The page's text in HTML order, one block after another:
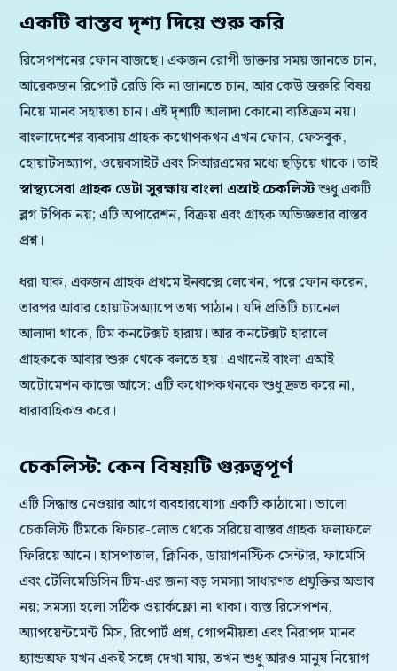
একটি বাস্তব দৃশ্য দিয়ে শুরু করি
রিসেপশনের ফোন বাজছে। একজন রোগী ডাক্তার সময় জানতে চান,
আরেকজন রিপোর্ট রেডি কি না জানতে চান, আর কেউ জরুরি বিষয়
নিয়ে মানব সহায়তা চান। এই দৃশ্যটি আলাদা কোনো ব্যতিক্রম নয়।
বাংলাদেশের ব্যবসায় গ্রাহক কথোপকথন এখন ফোন, ফেসবুক,
হোয়াটসঅ্যাপ, ওয়েবসাইট এবং সিআরএমের মধ্যে ছড়িয়ে থাকে। তাই
স্বাস্থ্যসেবা গ্রাহক ডেটা সুরক্ষায় বাংলা এআই চেকলিস্টশুধু একটি
ব্লগ টপিক নয়; এটি অপারেশন, বিক্রয় এবং গ্রাহক অভিজ্ঞতার বাস্তব
প্রশ্ন।
ধরা যাক, একজন গ্রাহক প্রথমে ইনবক্সে লেখেন, পরে ফোন করেন,
তারপর আবার হোয়াটসঅ্যাপে তথ্য পাঠান। যদি প্রতিটি চ্যানেল
আলাদা থাকে, টিম কনটেক্সট হারায়। আর কনটেক্সট হারালে
গ্রাহককে আবার শুরু থেকে বলতে হয়। এখানেই বাংলা এআই
অটোমেশন কাজে আসে: এটি কথোপকথনকে শুধু দ্রুত করে না,
ধারাবাহিকও করে।
চেকলিস্ট: কেন বিষয়টি গুরুত্বপূর্ণ
এটি সিদ্ধান্ত নেওয়ার আগে ব্যবহারযোগ্য একটি কাঠামো। ভালো
চেকলিস্ট টিমকে ফিচার-লোভ থেকে সরিয়ে বাস্তব গ্রাহক ফলাফলে
ফিরিয়ে আনে। হাসপাতাল, ক্লিনিক, ডায়াগনস্টিক সেন্টার, ফার্মেসি
এবং টেলিমেডিসিন টিম-এর জন্য বড় সমস্যা সাধারণত প্রযুক্তির অভাব
নয়; সমস্যা হলো সঠিক ওয়ার্কফ্লো না থাকা। ব্যস্ত রিসেপশন,
অ্যাপয়েন্টমেন্ট মিস, রিপোর্ট প্রশ্ন, গোপনীয়তা এবং নিরাপদ মানব
হ্যান্ডঅফ যখন একই সঙ্গে দেখা যায়, তখন শুধু আরও মানুষ নিয়োগ